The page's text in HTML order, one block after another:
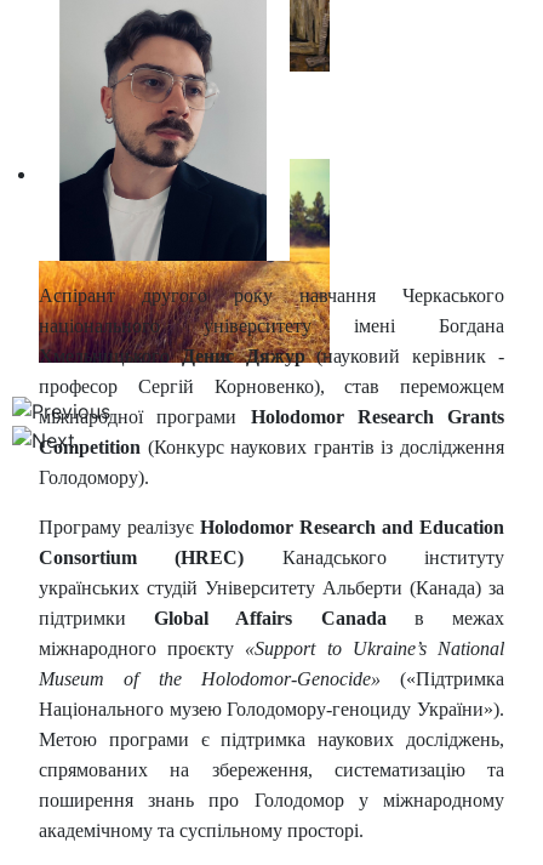
Аспірант другого року навчання Черкаського
національного університету імені Богдана
ХмельницькогоДенис Дяжур(науковий керівник -
професор Сергій Корновенко), став переможцем
міжнародної програми Holodomor Research Grants
Competition (Конкурс наукових грантів із дослідження
Голодомору).
Програму реалізує Holodomor Research and Education
Consortium (HREC) Канадського інституту
українських студій Університету Альберти (Канада) за
підтримкиGlobal Affairs Canada в межах
міжнародного проєкту «Support to Ukraine’s National
Museum of the Holodomor-Genocide» («Підтримка
Національного музею Голодомору-геноциду України»).
Метою програми є підтримка наукових досліджень,
спрямованих на збереження, систематизацію та
поширення знань про Голодомор у міжнародному
академічному та суспільному просторі.